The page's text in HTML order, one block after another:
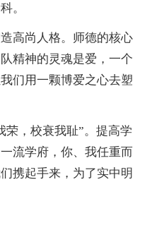
。
尚人格。师德的核心
精神的灵魂是爱，一个
们用一颗博爱之心去塑
，校衰我耻”。提高学
流学府，你、我任重而
携起手来，为了实中明